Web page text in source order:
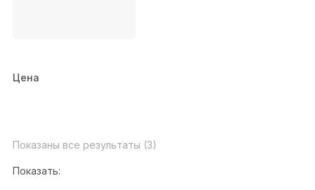
Цена
Показаны все результаты (3)
Показать: